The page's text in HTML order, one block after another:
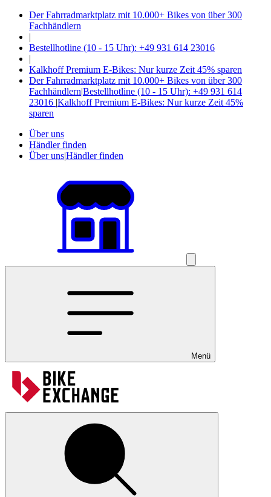
Der Fahrradmarktplatz mit 10.000+ Bikes von über 300
Fachhändlern
|
Bestellhotline (10 - 15 Uhr): +49 931 614 23016
|
Kalkhoff Premium E-Bikes: Nur kurze Zeit 45% sparen
Der Fahrradmarktplatz mit 10.000+ Bikes von über 300
Fachhändlern|Bestellhotline (10 - 15 Uhr): +49 931 614
23016 |Kalkhoff Premium E-Bikes: Nur kurze Zeit 45%
sparen
Über uns
Händler finden
Über uns|Händler finden
Menü